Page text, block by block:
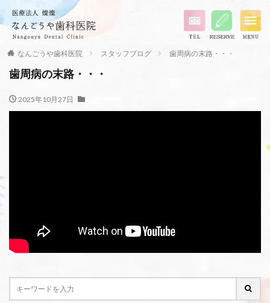
なんごうや歯科医院 スタッフブログ 歯周病の末路・・・
歯周病の末路・・・
2025年10月27日